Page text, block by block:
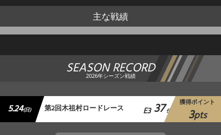
主な戦績
SEASON RECORD
2026年シーズン戦績
5.24(日) 第2回木祖村ロードレース E3 37 位
獲得ポイント
3pts